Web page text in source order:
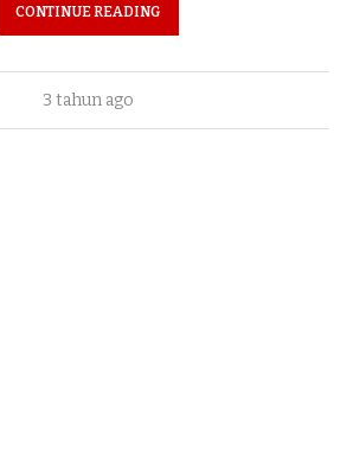
CONTINUE READING
3 tahun ago